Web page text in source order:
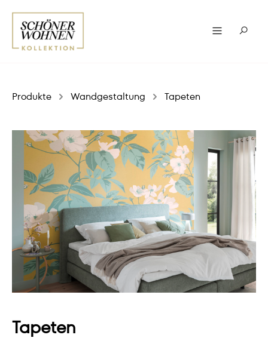
Produkte Wandgestaltung Tapeten
Tapeten